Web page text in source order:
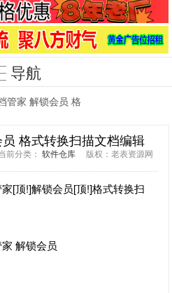
导航
管家 解锁会员 格
格式转换扫描文档编辑
分类： 软件仓库版权：老表资源网
[顶!]解锁会员[顶!]格式转换扫
解锁会员